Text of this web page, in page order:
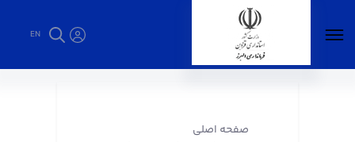
EN
صفحه اصلی